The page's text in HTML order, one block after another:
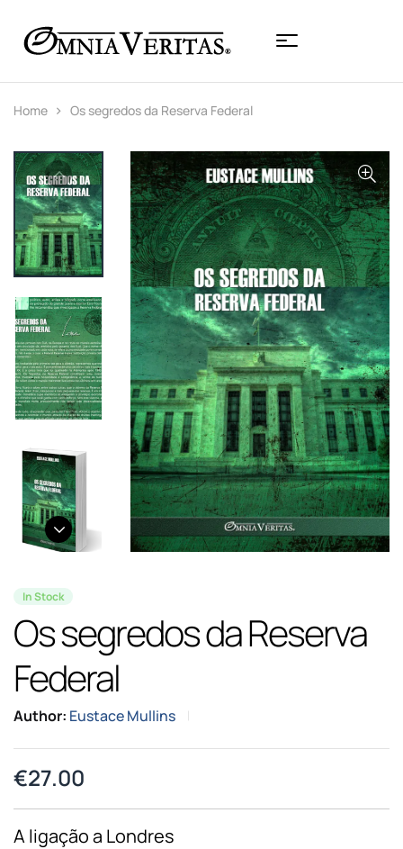
Home Os segredos da Reserva Federal
In Stock
Os segredos da Reserva
Federal
Author: Eustace Mullins
€27.00
A ligação a Londres